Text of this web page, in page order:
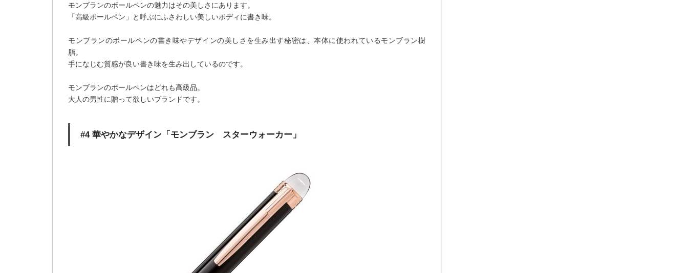
モンブランのボールペンの魅力はその美しさにあります。
「高級ボールペン」と呼ぶにふさわしい美しいボディに書き味。
モンブランのボールペンの書き味やデザインの美しさを生み出す秘密は、本体に使われているモンブラン樹
脂。
手になじむ質感が良い書き味を生み出しているのです。
モンブランのボールペンはどれも高級品。
大人の男性に贈って欲しいブランドです。
#4 華やかなデザイン「モンブラン スターウォーカー」